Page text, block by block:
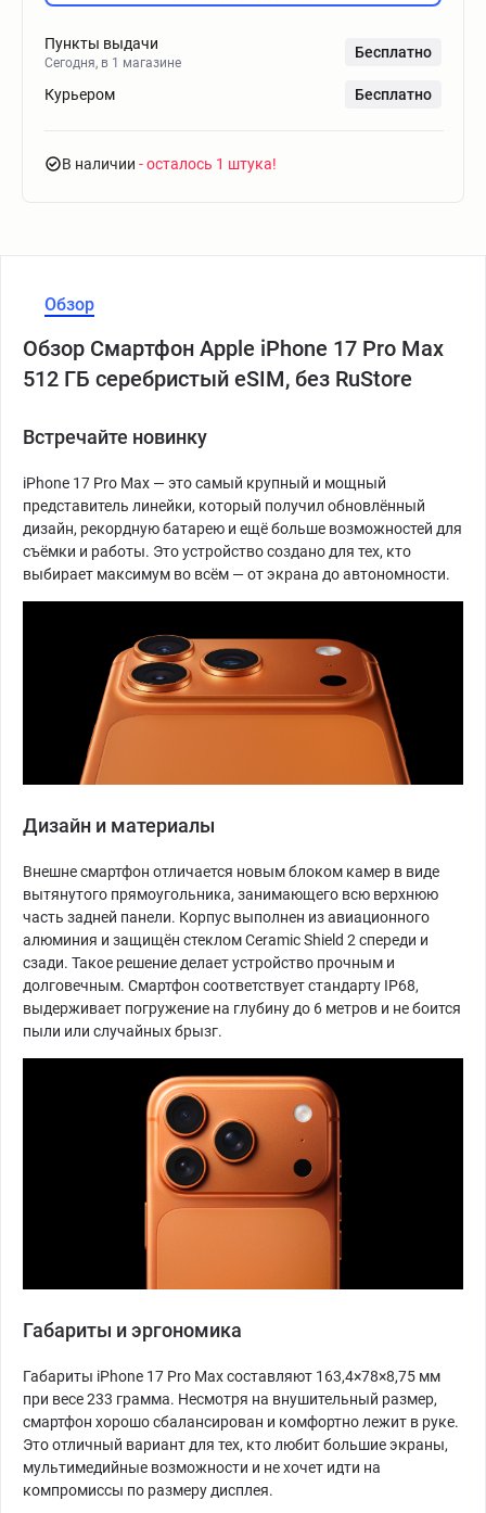
Пункты выдачи
Сегодня, в 1 магазине
Бесплатно
Курьером Бесплатно
В наличии - осталось 1 штука
Обзор
Обзор Смартфон Apple iPhone 17 Pro Max
512 ГБ серебристый eSIM, без RuStore
Встречайте новинку
iPhone 17 Pro Max — это самый крупный и мощный
представитель линейки, который получил обновлённый
дизайн, рекордную батарею и ещё больше возможностей для
съёмки и работы. Это устройство создано для тех, кто
выбирает максимум во всём — от экрана до автономности.
Дизайн и материалы
Внешне смартфон отличается новым блоком камер в виде
вытянутого прямоугольника, занимающего всю верхнюю
часть задней панели. Корпус выполнен из авиационного
алюминия и защищён стеклом Ceramic Shield 2 спереди и
сзади. Такое решение делает устройство прочным и
долговечным. Смартфон соответствует стандарту IP68,
выдерживает погружение на глубину до 6 метров и не боится
пыли или случайных брызг.
Габариты и эргономика
Габариты iPhone 17 Pro Max составляют 163,4×78×8,75 мм
при весе 233 грамма. Несмотря на внушительный размер,
смартфон хорошо сбалансирован и комфортно лежит в руке.
Это отличный вариант для тех, кто любит большие экраны,
мультимедийные возможности и не хочет идти на
компромиссы по размеру дисплея.